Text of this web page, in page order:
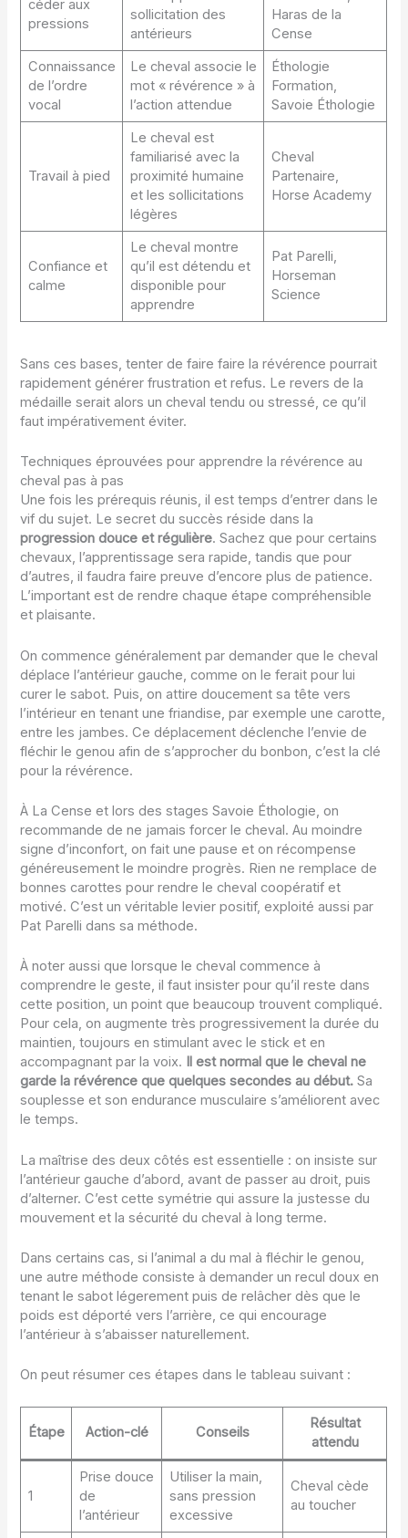
céder aux
pressions
sollicitation des
antérieurs
Haras de la
Cense
Connaissance
de l’ordre
vocal
Le cheval associe le
mot « révérence » à
l’action attendue
Éthologie
Formation,
Savoie Éthologie
Travail à pied
Le cheval est
familiarisé avec la
proximité humaine
et les sollicitations
légères
Cheval
Partenaire,
Horse Academy
Confiance et
calme
Le cheval montre
qu’il est détendu et
disponible pour
apprendre
Pat Parelli,
Horseman
Science
Sans ces bases, tenter de faire faire la révérence pourrait
rapidement générer frustration et refus. Le revers de la
médaille serait alors un cheval tendu ou stressé, ce qu’il
faut impérativement éviter.
Techniques éprouvées pour apprendre la révérence au
cheval pas à pas
Une fois les prérequis réunis, il est temps d’entrer dans le
vif du sujet. Le secret du succès réside dans la
progression douce et régulière. Sachez que pour certains
chevaux, l’apprentissage sera rapide, tandis que pour
d’autres, il faudra faire preuve d’encore plus de patience.
L’important est de rendre chaque étape compréhensible
et plaisante.
On commence généralement par demander que le cheval
déplace l’antérieur gauche, comme on le ferait pour lui
curer le sabot. Puis, on attire doucement sa tête vers
l’intérieur en tenant une friandise, par exemple une carotte,
entre les jambes. Ce déplacement déclenche l’envie de
fléchir le genou afin de s’approcher du bonbon, c’est la clé
pour la révérence.
À La Cense et lors des stages Savoie Éthologie, on
recommande de ne jamais forcer le cheval. Au moindre
signe d’inconfort, on fait une pause et on récompense
généreusement le moindre progrès. Rien ne remplace de
bonnes carottes pour rendre le cheval coopératif et
motivé. C’est un véritable levier positif, exploité aussi par
Pat Parelli dans sa méthode.
À noter aussi que lorsque le cheval commence à
comprendre le geste, il faut insister pour qu’il reste dans
cette position, un point que beaucoup trouvent compliqué.
Pour cela, on augmente très progressivement la durée du
maintien, toujours en stimulant avec le stick et en
accompagnant par la voix.
Il est normal que le cheval ne
garde la révérence que quelques secondes au début. Sa
souplesse et son endurance musculaire s’améliorent avec
le temps.
La maîtrise des deux côtés est essentielle : on insiste sur
l’antérieur gauche d’abord, avant de passer au droit, puis
d’alterner. C’est cette symétrie qui assure la justesse du
mouvement et la sécurité du cheval à long terme.
Dans certains cas, si l’animal a du mal à fléchir le genou,
une autre méthode consiste à demander un recul doux en
tenant le sabot légerement puis de relâcher dès que le
poids est déporté vers l’arrière, ce qui encourage
l’antérieur à s’abaisser naturellement.
On peut résumer ces étapes dans le tableau suivant :
Étape Action-clé Conseils
Résultat
attendu
1
Prise douce
de
l’antérieur
Utiliser la main,
sans pression
excessive
Cheval cède
au toucher